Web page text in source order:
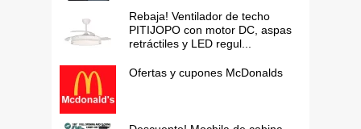
Rebaja! Ventilador de techo
PITIJOPO con motor DC, aspas
retráctiles y LED regul...
Ofertas y cupones McDonalds